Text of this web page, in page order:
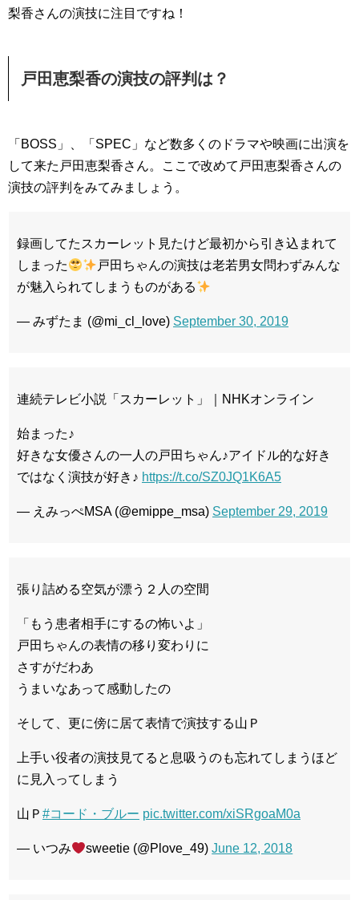
梨香さんの演技に注目ですね！
戸田恵梨香の演技の評判は？
「BOSS」、「SPEC」など数多くのドラマや映画に出演を
して来た戸田恵梨香さん。ここで改めて戸田恵梨香さんの
演技の評判をみてみましょう。
録画してたスカーレット見たけど最初から引き込まれて
しまった
戸田ちゃんの演技は老若男女問わずみんな
が魅入られてしまうものがある
— みずたま (@mi_cl_love) September 30, 2019
連続テレビ小説「スカーレット」｜NHKオンライン
始まった♪
好きな女優さんの一人の戸田ちゃん♪アイドル的な好き
ではなく演技が好き♪ https://t.co/SZ0JQ1K6A5
— えみっぺMSA (@emippe_msa) September 29, 2019
張り詰める空気が漂う２人の空間
「もう患者相手にするの怖いよ」
戸田ちゃんの表情の移り変わりに
さすがだわあ
うまいなあって感動したの
そして、更に傍に居て表情で演技する山Ｐ
上手い役者の演技見てると息吸うのも忘れてしまうほど
に見入ってしまう
山Ｐ #コード・ブルー pic.twitter.com/xiSRgoaM0a
— いつみ sweetie (@Plove_49)June 12, 2018